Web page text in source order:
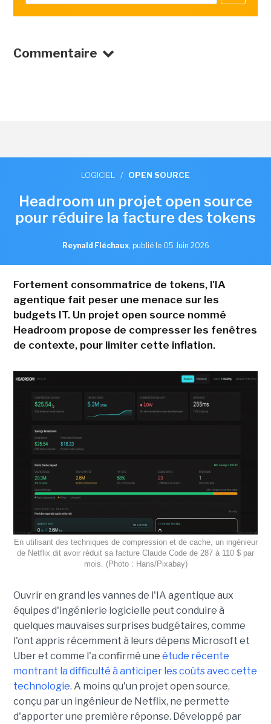
Commentaire
LOGICIEL / OPEN SOURCE
Headroom un projet open source
pour réduire la facture des tokens
Reynald Fléchaux, publié le 05 Juin 2026
Fortement consommatrice de tokens, l'IA
agentique fait peser une menace sur les
budgets IT. Un projet open source nommé
Headroom propose de compresser les fenêtres
de contexte, pour limiter cette inflation.
En utilisant des techniques de compression et de cache, un ingénieur
de Netflix dit avoir réduit sa facture Claude Code de 287 à 110 $ par
mois. (Photo : Hans/Pixabay)
Ouvrir en grand les vannes de l'IA agentique aux
équipes d'ingénierie logicielle peut conduire à
quelques mauvaises surprises budgétaires, comme
l'ont appris récemment à leurs dépens Microsoft et
Uber et comme l'a confirmé une étude récente
montrant la difficulté à anticiper les coûts avec cette
technologie. A moins qu'un projet open source,
conçu par un ingénieur de Netflix, ne permette
d'apporter une première réponse. Développé par